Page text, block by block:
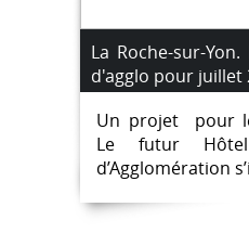
La Roche-sur-
d'agglo pour juillet
Un projet pour
Le futur
d’Agglomération